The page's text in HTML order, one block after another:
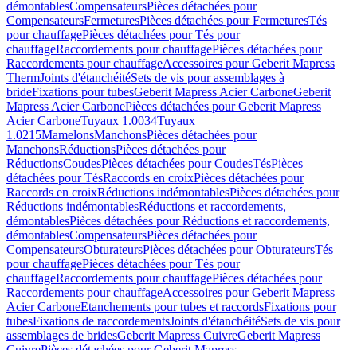
démontablesCompensateursPièces détachées pour
CompensateursFermeturesPièces détachées pour FermeturesTés
pour chauffagePièces détachées pour Tés pour
chauffageRaccordements pour chauffagePièces détachées pour
Raccordements pour chauffageAccessoires pour Geberit Mapress
ThermJoints d'étanchéitéSets de vis pour assemblages à
brideFixations pour tubesGeberit Mapress Acier CarboneGeberit
Mapress Acier CarbonePièces détachées pour Geberit Mapress
Acier CarboneTuyaux 1.0034Tuyaux
1.0215MamelonsManchonsPièces détachées pour
ManchonsRéductionsPièces détachées pour
RéductionsCoudesPièces détachées pour CoudesTésPièces
détachées pour TésRaccords en croixPièces détachées pour
Raccords en croixRéductions indémontablesPièces détachées pour
Réductions indémontablesRéductions et raccordements,
démontablesPièces détachées pour Réductions et raccordements,
démontablesCompensateursPièces détachées pour
CompensateursObturateursPièces détachées pour ObturateursTés
pour chauffagePièces détachées pour Tés pour
chauffageRaccordements pour chauffagePièces détachées pour
Raccordements pour chauffageAccessoires pour Geberit Mapress
Acier CarboneEtanchements pour tubes et raccordsFixations pour
tubesFixations de raccordementsJoints d'étanchéitéSets de vis pour
assemblages de bridesGeberit Mapress CuivreGeberit Mapress